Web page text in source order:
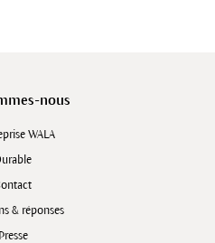
nous
WALA
& réponses
Presse